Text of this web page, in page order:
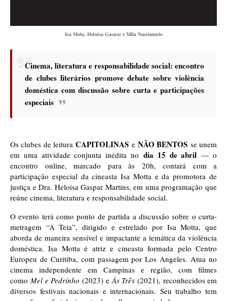
Isa Mota, Heloisa Gaspar e Mila Nascimento
Cinema, literatura e responsabilidade social: encontro
de clubes literários promove debate sobre violência
doméstica com discussão sobre curta e participações
especiais
Os clubes de leituraCAPITOLINAS eNÃO BENTOS se unem
em uma atividade conjunta inédita no dia 15 de abril— o
encontro online, marcado para às 20h, contará com a
participação especial da cineasta Isa Motta e da promotora de
justiça e Dra. Heloisa Gaspar Martins, em uma programação que
reúne cinema, literatura e responsabilidade social.
O evento terá como ponto de partida a discussão sobre o curta-
metragem “A Teia”, dirigido e estrelado por Isa Motta, que
aborda de maneira sensível e impactante a temática da violência
doméstica. Isa Motta é atriz e cineasta formada pelo Centro
Europeu de Curitiba, com passagem por Los Angeles. Atua no
cinema independente em Campinas e região, com filmes
como Mel e Pedrinho (2023) e Às Três (2021), reconhecidos em
diversos festivais nacionais e internacionais. Seu trabalho tem